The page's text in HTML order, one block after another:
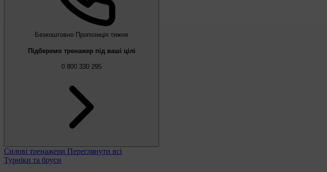
Безкоштовно Пропозиція тижня
Підберемо тренажер під ваші цілі
0 800 330 295
Силові тренажери Переглянути всі
Турніки та бруси